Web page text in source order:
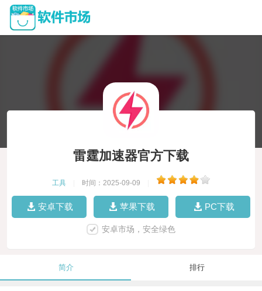
雷霆加速器官方下载
工具 时间：2025-09-09
安卓下载 苹果下载 PC下载
安卓市场，安全绿色
简介 排行